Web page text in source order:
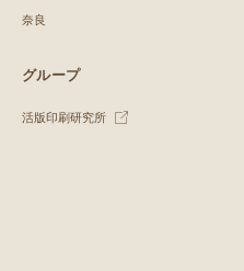
奈良
グループ
活版印刷研究所